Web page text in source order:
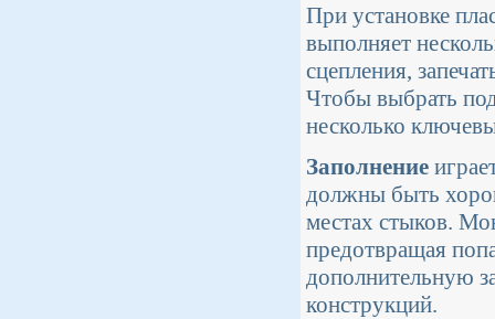
При установке
выполняет
сцепления,
Чтобы выбрать
несколько
Заполнение
должны быть
местах стыков.
предотвращая
дополнительную
конструкций.